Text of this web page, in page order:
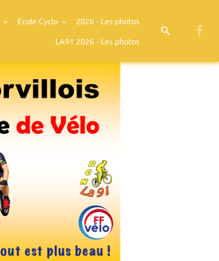
Ecole Cyclo
2026 - Les photos
LA91 2026 - Les photos